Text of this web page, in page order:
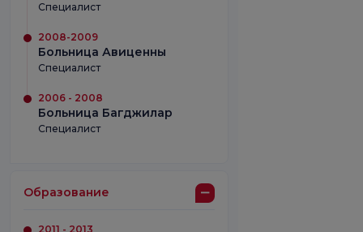
Специалист
2008-2009
Больница Авиценны
Специалист
2006 - 2008
Больница Багджилар
Специалист
Образование
2011 - 2013